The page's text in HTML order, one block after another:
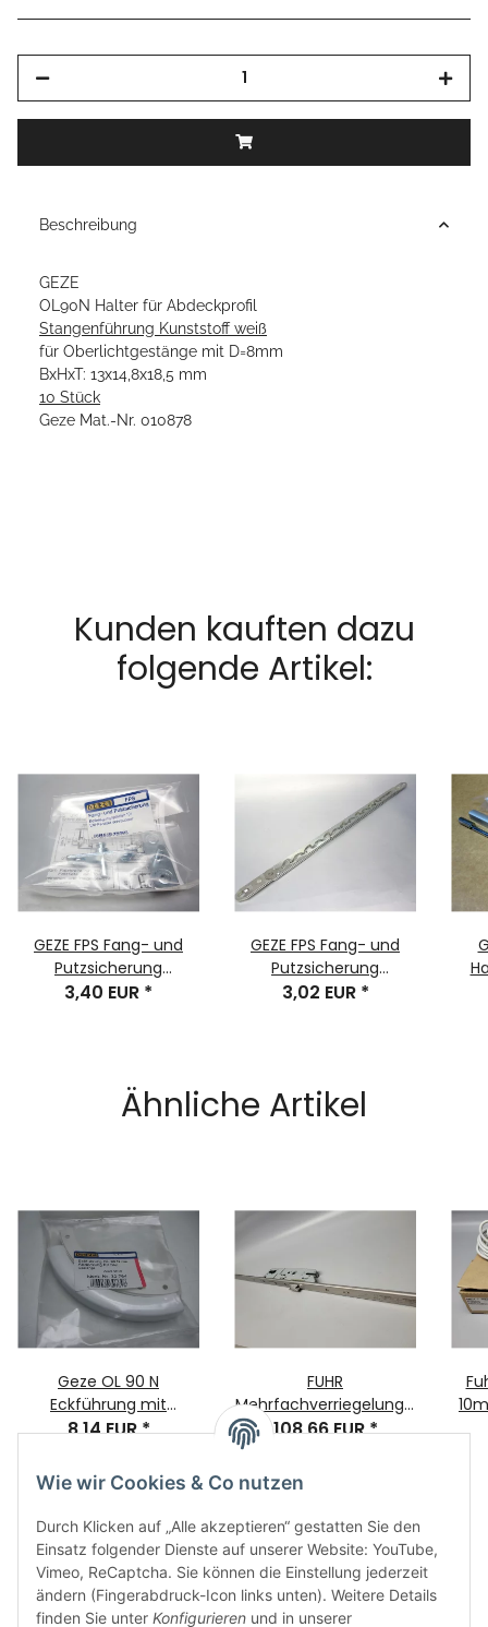
Wie wir Cookies & Co nutzen
Durch Klicken auf „Alle akzeptieren“ gestatten Sie den
Einsatz folgender Dienste auf unserer Website: YouTube,
Vimeo, ReCaptcha. Sie können die Einstellung jederzeit
ändern (Fingerabdruck-Icon links unten). Weitere Details
finden Sie unter Konfigurieren und in unserer
Beschreibung
GEZE
OL90N Halter für Abdeckprofil
Stangenführung Kunststoff weiß
für Oberlichtgestänge mit D=8mm
BxHxT: 13x14,8x18,5 mm
10 Stück
Geze Mat.-Nr. 010878
Kunden kauften dazu
folgende Artikel:
GEZE FPS Fang- und
Putzsicherung
Befestigungsplatten
3,40 EUR *
GEZE FPS Fang- und
Putzsicherung
Fangschere Putzschere
3,02 EUR *
Ähnliche Artikel
Geze OL 90 N
Eckführung mit
Abdeckung f. flex.
8,14 EUR*
FUHR
Mehrfachverriegelung E
34/92/9 U-Stulp
108,66 EUR*
Informationen